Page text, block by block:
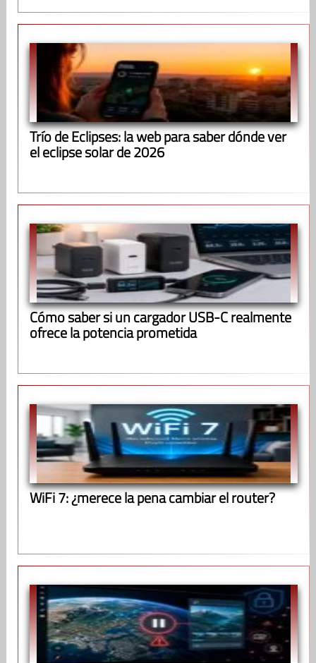
Trío de Eclipses: la web para saber dónde ver
el eclipse solar de 2026
Cómo saber si un cargador USB-C realmente
ofrece la potencia prometida
WiFi 7: ¿merece la pena cambiar el router?